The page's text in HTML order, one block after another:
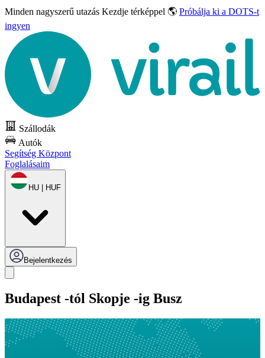
Minden nagyszerű utazás Kezdje térképpel 🌎 Próbálja ki a DOTS-t
ingyen
Szállodák
Autók
Segítség Központ
Foglalásaim
HU | HUF
Bejelentkezés
Budapest -tól Skopje -ig Busz